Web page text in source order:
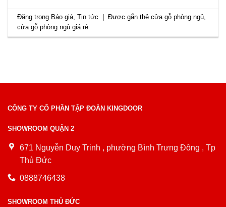
Đăng trong Báo giá,Tin tức Được gắn thẻcửa gỗ phòng ngủ,
cửa gỗ phòng ngủ giá rẻ
CÔNG TY CỔ PHẦN TẬP ĐOÀN KINGDOOR
SHOWROOM QUẬN 2
671 Nguyễn Duy Trinh , phường Bình Trưng Đông , Tp
Thủ Đức
0888746438
SHOWROOM THỦ ĐỨC